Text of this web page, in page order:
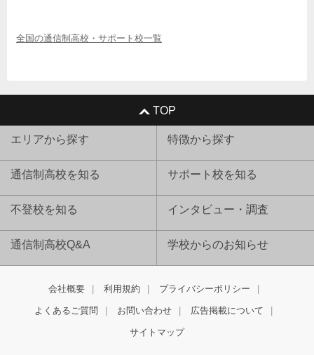
全国の通信制高校・サポート校一覧
TOP
エリアから探す 特徴から探す
通信制高校を知る サポート校を知る
不登校を知る インタビュー・調査
通信制高校Q&A 学校からのお知らせ
会社概要 利用規約 プライバシーポリシー
よくあるご質問 お問い合わせ 広告掲載について
サイトマップ